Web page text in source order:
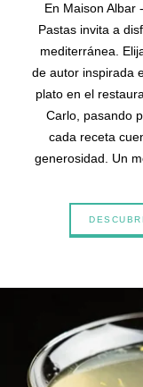
En Maison Albar
Pastas invita a
mediterránea.
de autor inspirada
plato en el
Carlo, pasando
cada receta
generosidad. Un